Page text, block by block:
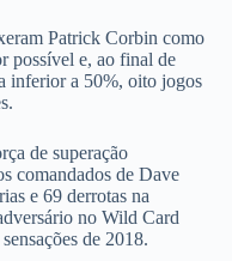
Patrick Corbin como
possível e, ao final de
inferior a 50%, oito jogos
de superação
comandados de Dave
e 69 derrotas na
no Wild Card
de 2018.